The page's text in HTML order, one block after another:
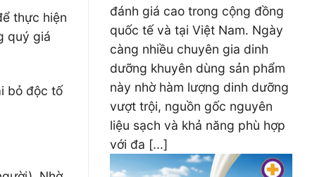
thực hiện
quý giá
bỏ độc tố
đánh giá cao trong cộng đồng
quốc tế và tại Việt Nam. Ngày
càng nhiều chuyên gia dinh
dưỡng khuyên dùng sản phẩm
này nhờ hàm lượng dinh dưỡng
vượt trội, nguồn gốc nguyên
liệu sạch và khả năng phù hợp
với đa [...]